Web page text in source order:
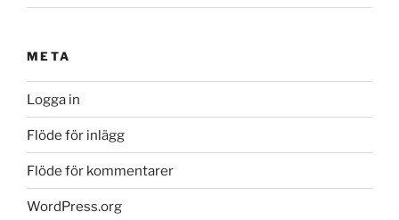
META
Logga in
Flöde för inlägg
Flöde för kommentarer
WordPress.org